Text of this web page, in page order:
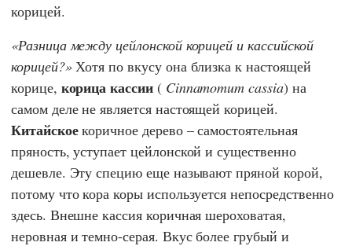
корицей.
Разница между цейлонской корицей и кассийской
корицей? Хотя по вкусу она близка к настоящей
корице, корица кассии( Cinnamomum cassia) на
самом деле не является настоящей корицей.
Китайскоекоричное дерево – самостоятельная
пряность, уступает цейлонской и существенно
дешевле. Эту специю еще называют пряной корой,
потому что кора коры используется непосредственно
здесь. Внешне кассия коричная шероховатая,
неровная и темно-серая. Вкус более грубый и